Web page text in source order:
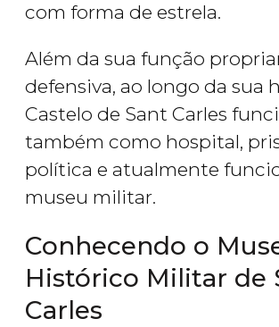
com forma de estrela.
Além da sua função
defensiva, ao longo da sua
Castelo de Sant Carles
também como hospital,
política e atualmente
museu militar.
Conhecendo o
Histórico Militar de
Carles